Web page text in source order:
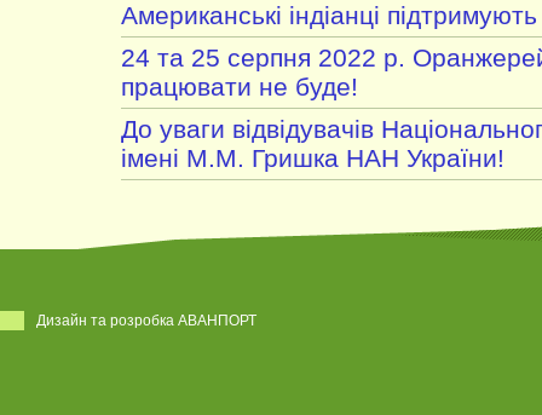
Американські індіанці
24 та 25 серпня 2022 р.
працювати не буде!
До уваги відвідувачів
імені М.М. Гришка НАН України!
Дизайн та розробка АВАНПОРТ